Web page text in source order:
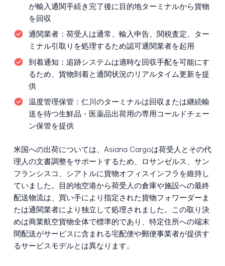
が輸入通関手続き完了後に目的地ターミナルから貨物
を回収
通関業者： 荷受人は通常、輸入申告、関税査定、ター
ミナル引取りを処理するため認可通関業者を起用
到着通知： 追跡システムは適時な回収手配を可能にす
るため、貨物到着と通関状況のリアルタイム更新を提
供
温度管理保管： 仁川のターミナルは回収または継続輸
送を待つ生鮮品・医薬品出荷用の専用コールドチェー
ン保管を提供
米国への出荷については、Asiana Cargoは荷受人とその代
理人の文書調整をサポートするため、ロサンゼルス、サン
フランシスコ、シアトルに貨物オフィスインフラを維持し
ていました。目的地空港から荷受人の倉庫や施設への最終
配送物流は、買い手により指定された貨物フォワーダーま
たは通関業者により独立して処理されました。この取り決
めは商業航空貨物全体で標準的であり、特定住所への端末
間配送がサービスに含まれる宅配便や郵便事業者が提供す
るサービスモデルとは異なります。